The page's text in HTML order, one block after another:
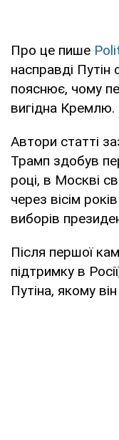
Про це пише
насправді
пояснює, чому
вигідна Кремлю.
Автори статті
Трамп здобув
році, в Москві
через вісім
виборів
Після першої
підтримку в
Путіна, якому